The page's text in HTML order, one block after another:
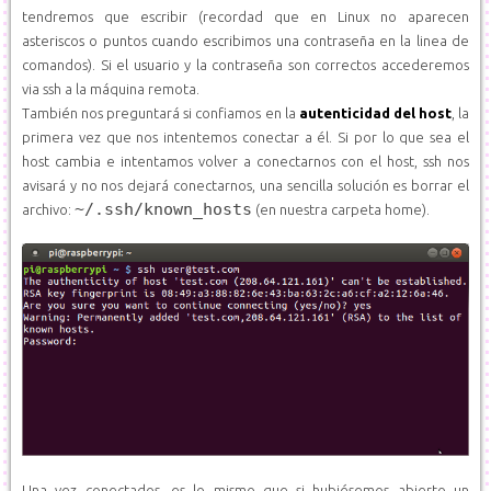
tendremos que escribir (recordad que en Linux no aparecen
asteriscos o puntos cuando escribimos una contraseña en la linea de
comandos). Si el usuario y la contraseña son correctos accederemos
via ssh a la máquina remota.
También nos preguntará si confiamos en la autenticidad del host, la
primera vez que nos intentemos conectar a él. Si por lo que sea el
host cambia e intentamos volver a conectarnos con el host, ssh nos
avisará y no nos dejará conectarnos, una sencilla solución es borrar el
archivo: ~/.ssh/known_hosts (en nuestra carpeta home).